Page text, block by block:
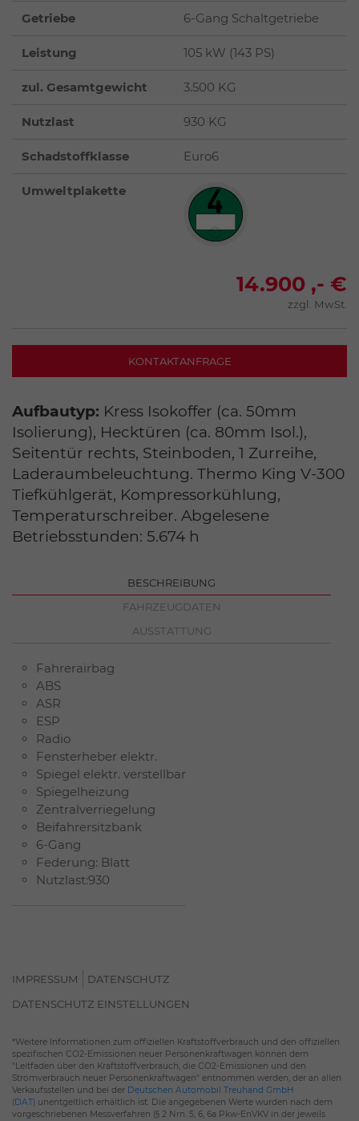
Getriebe 6-Gang Schaltgetriebe
Leistung 105 kW (143 PS)
zul. Gesamtgewicht 3.500 KG
Nutzlast 930 KG
Schadstoffklasse Euro6
Umweltplakette
14.900 ,- €
zzgl. MwSt.
KONTAKTANFRAGE
Aufbautyp: Kress Isokoffer (ca. 50mm
Isolierung), Hecktüren (ca. 80mm Isol.),
Seitentür rechts, Steinboden, 1 Zurreihe,
Laderaumbeleuchtung. Thermo King V-300
Tiefkühlgerät, Kompressorkühlung,
Temperaturschreiber. Abgelesene
Betriebsstunden: 5.674 h
BESCHREIBUNG
FAHRZEUGDATEN
AUSSTATTUNG
Fahrerairbag
ABS
ASR
ESP
Radio
Fensterheber elektr.
Spiegel elektr. verstellbar
Spiegelheizung
Zentralverriegelung
Beifahrersitzbank
6-Gang
Federung: Blatt
Nutzlast:930
IMPRESSUM
DATENSCHUTZ
DATENSCHUTZ EINSTELLUNGEN
*Weitere Informationen zum offiziellen Kraftstoffverbrauch und den offiziellen
spezifischen CO2-Emissionen neuer Personenkraftwagen können dem
"Leitfaden über den Kraftstoffverbrauch, die CO2-Emissionen und den
Stromverbrauch neuer Personenkraftwagen" entnommen werden, der an allen
Verkaufsstellen und bei der Deutschen Automobil Treuhand GmbH
(DAT) unentgeltlich erhältlich ist. Die angegebenen Werte wurden nach dem
vorgeschriebenen Messverfahren (§ 2 Nrn. 5, 6, 6a Pkw-EnVKV in der jeweils